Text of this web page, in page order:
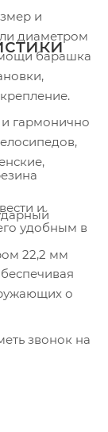
и
диаметром
барашка
гармонично
и
удобным в
о
звонок на
22,2 мм